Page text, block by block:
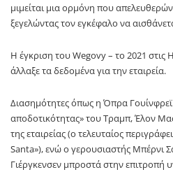
μιμείται μια ορμόνη που
ξεγελώντας τον εγκέφαλο να
Η έγκριση του Wegovy – το 2021
άλλαξε τα δεδομένα για την εταιρεία.
Διασημότητες όπως η Όπρα Γουίνφρεϊ
αποδοτικότητας» του Τραμπ, Έλον
της εταιρείας (ο τελευταίος
Santa»), ενώ ο γερουσιαστής Μπέρνι
Γιέργκενσεν μπροστά στην επιτροπή